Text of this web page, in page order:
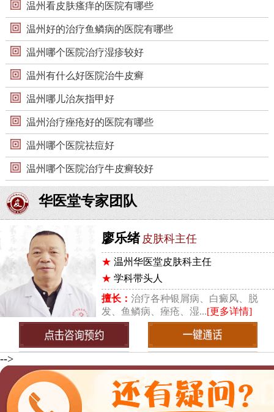
温州看皮肤瘙痒的医院有哪些
温州好的治疗鱼鳞病的医院有哪些
温州哪个医院治疗湿疹较好
温州有什么好医院治牛皮癣
温州哪儿治灰指甲好
温州治疗痤疮好的医院有哪些
温州哪个医院祛痘好
温州哪个医院治疗牛皮癣较好
华医堂专家团队
廖乐绪 皮肤科主任
★ 温州华医堂皮肤科主任
★ 学科带头人
擅长： 治疗各种银屑病、白癜风、脱
发、鱼鳞病、痤疮、湿...[更多详情]
-->